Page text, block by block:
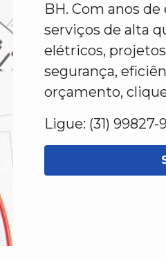
BH. Com anos
serviços de alta
elétricos,
segurança,
orçamento,
Ligue: (31) 99827-